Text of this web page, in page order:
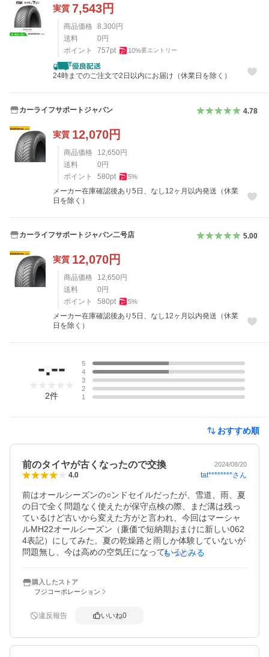
実質 7,543円
商品価格 8,300 円
送料
0 円
ポイント
757pt 10%要エントリー
24時までのご注文で2日以内にお届け（休業日を除く）
カーライフサポートジャパン 4.78
実質 12,070円
商品価格 12,650円
送料
0円
ポイント
580pt 5%
メーカー在庫確認後あり5日、なし12ヶ月以内発送（休業
日を除く）
カーライフサポートジャパン二号店 5.00
実質 12,070円
商品価格 12,650円
送料
0円
ポイント
580pt 5%
メーカー在庫確認後あり5日、なし12ヶ月以内発送（休業
日を除く）
-.--
2件
5
4
3
2
1
おすすめ順
前のタイヤが古くなったので交換 2024/08/20
4.0 tat********さん
前はオールシーズンの○ンドセイルだったが、雪道、雨、夏
の日で全く問題なく使えたが保守点検の際、まだ溝は残っ
ているけど古いから変えた方がと言われ、今回はマーシャ
ルMH22オールシーズン（廉価で短納期おまけに新しい062
4表記）にしてみた。夏の乾燥路と雨しか体験していないが
問題無し、今は高めの空気圧になっているがそれでも柔ら
だったが、これも前回の〇ンドセイルも懐に優しくて良
い。あと3年持てばなお嬉しい。
もっとみる
購入したストア
フジコーポレーション
違反報告 いいね0